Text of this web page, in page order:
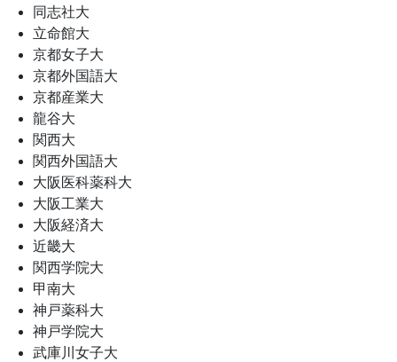
同志社大
立命館大
京都女子大
京都外国語大
京都産業大
龍谷大
関西大
関西外国語大
大阪医科薬科大
大阪工業大
大阪経済大
近畿大
関西学院大
甲南大
神戸薬科大
神戸学院大
武庫川女子大